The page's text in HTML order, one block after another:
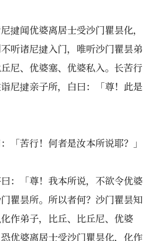
揵闻优婆离居士受沙门瞿昙化，
听诸尼揵入门，唯听沙门瞿昙弟
尼、优婆塞、优婆私入。长苦行
尼揵亲子所，白曰：「尊！此是
「苦行！何者是汝本所说耶？」
：「尊！我本所说，不欲令优婆
瞿昙所。所以者何？沙门瞿昙知
作弟子，比丘、比丘尼、优婆
优婆离居士受沙门瞿昙化，化作